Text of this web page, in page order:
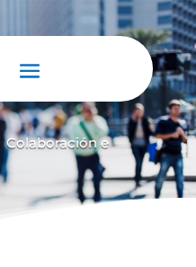
Colaboración e